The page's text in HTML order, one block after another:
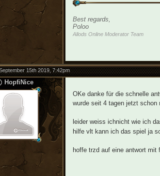
Best regards,
Poloo
Allods Online Moderator Team
15th 2019, 7:42pm
HopfiNice
OKe danke für die schnelle
wurde seit 4 tagen jetzt schon
leider weiss ichnicht wie ich
hilfe vlt kann ich das spiel ja
hoffe trzd auf eine antwort mit